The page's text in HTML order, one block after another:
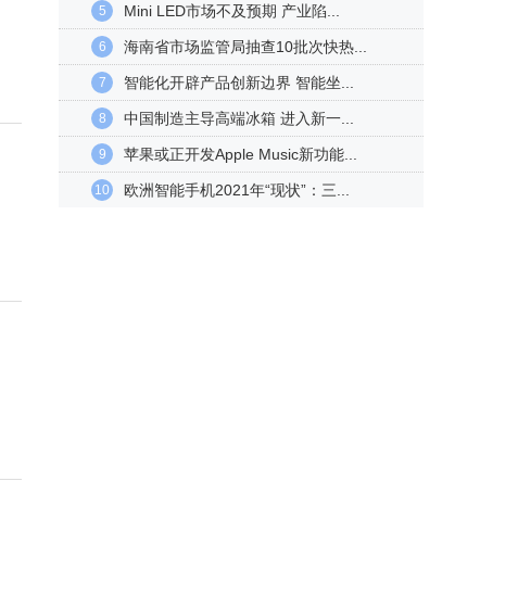
5 Mini LED市场不及预期 产业陷...
6 海南省市场监管局抽查10批次快热...
7 智能化开辟产品创新边界 智能坐...
8 中国制造主导高端冰箱 进入新一...
9 苹果或正开发Apple Music新功能...
10 欧洲智能手机2021年“现状”：三...